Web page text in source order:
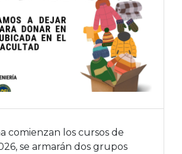
comienzan los cursos de
se armarán dos grupos